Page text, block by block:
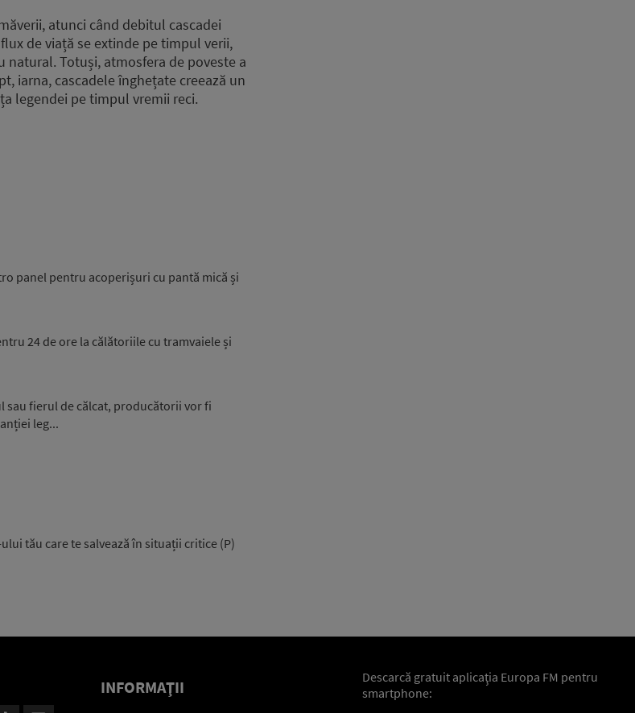
atunci când debitul cascadei
de viață se extinde pe timpul verii,
Totuși, atmosfera de poveste a
iarna, cascadele înghețate creează un
legendei pe timpul vremii reci.
panel pentru acoperișuri cu pantă mică și
24 de ore la călătoriile cu tramvaiele și
sau fierul de călcat, producătorii vor fi
leg...
tău care te salvează în situații critice (P)
INFORMAŢII
Descarcă gratuit aplicaţia Europa FM pentru
smartphone: